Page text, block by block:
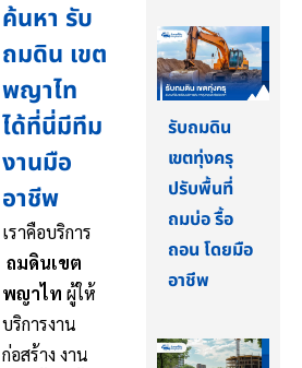
ค้นหา รับ
ถมดิน เขต
พญาไท
ได้ที่นี่มีทีม
งานมือ
อาชีพ
เราคือบริการ
ถมดินเขต
พญาไท ผู้ให้
บริการงาน
ก่อสร้าง งาน
รับถมดิน
เขตทุ่งครุ
ปรับพื้นที่
ถมบ่อ รื้อ
ถอน โดยมือ
อาชีพ